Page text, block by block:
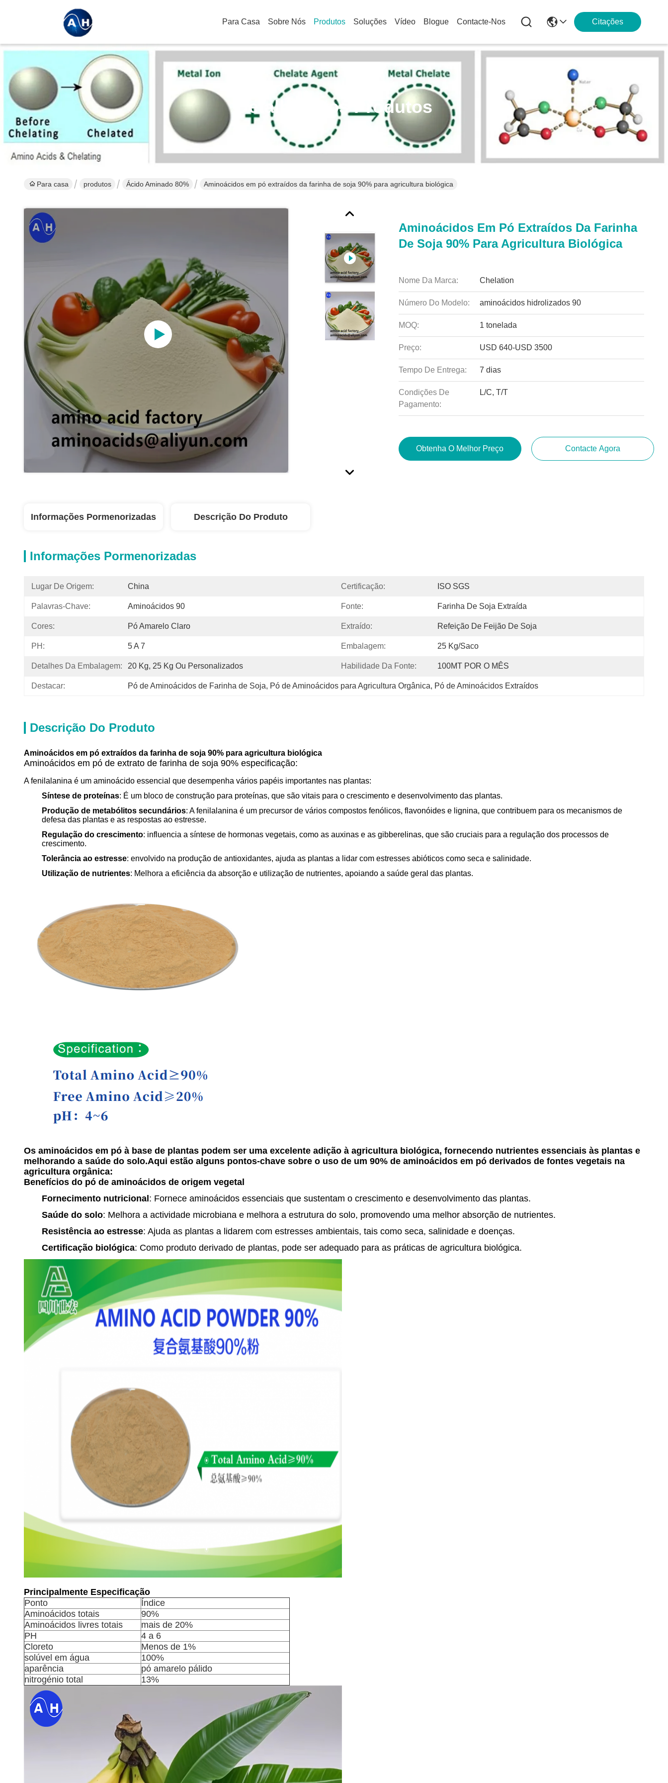
Para Casa Sobre Nós Produtos Soluções Vídeo Blogue Contacte-Nos Citações
Detalhes Dos Produtos
Para casa produtos Ácido Aminado 80% Aminoácidos em pó extraídos da farinha de soja 90% para agricultura biológica
Aminoácidos Em Pó Extraídos Da Farinha
De Soja 90% Para Agricultura Biológica
Nome Da Marca: Chelation
Número Do Modelo: aminoácidos hidrolizados 90
MOQ: 1 tonelada
Preço: USD 640-USD 3500
Tempo De Entrega: 7 dias
Condições De
Pagamento:
L/C, T/T
Obtenha O Melhor Preço Contacte Agora
Informações Pormenorizadas Descrição Do Produto
Informações Pormenorizadas
Lugar De Origem: China Certificação: ISO SGS
Palavras-Chave: Aminoácidos 90 Fonte: Farinha De Soja Extraída
Cores: Pó Amarelo Claro Extraído: Refeição De Feijão De Soja
PH: 5 A 7 Embalagem: 25 Kg/saco
Detalhes Da Embalagem: 20 Kg, 25 Kg Ou Personalizados Habilidade Da Fonte: 100MT POR O MÊS
Destacar: Pó de Aminoácidos de Farinha de Soja, Pó de Aminoácidos para Agricultura Orgânica, Pó de Aminoácidos Extraídos
Descrição Do Produto
Aminoácidos em pó extraídos da farinha de soja 90% para agricultura biológica
Aminoácidos em pó de extrato de farinha de soja 90% especificação:
A fenilalanina é um aminoácido essencial que desempenha vários papéis importantes nas plantas:
Síntese de proteínas: É um bloco de construção para proteínas, que são vitais para o crescimento e desenvolvimento das plantas.
Produção de metabólitos secundários: A fenilalanina é um precursor de vários compostos fenólicos, flavonóides e lignina, que contribuem para os mecanismos de
defesa das plantas e as respostas ao estresse.
Regulação do crescimento: influencia a síntese de hormonas vegetais, como as auxinas e as gibberelinas, que são cruciais para a regulação dos processos de
crescimento.
Tolerância ao estresse: envolvido na produção de antioxidantes, ajuda as plantas a lidar com estresses abióticos como seca e salinidade.
Utilização de nutrientes: Melhora a eficiência da absorção e utilização de nutrientes, apoiando a saúde geral das plantas.
Os aminoácidos em pó à base de plantas podem ser uma excelente adição à agricultura biológica, fornecendo nutrientes essenciais às plantas e
melhorando a saúde do solo.Aqui estão alguns pontos-chave sobre o uso de um 90% de aminoácidos em pó derivados de fontes vegetais na
agricultura orgânica:
Benefícios do pó de aminoácidos de origem vegetal
Fornecimento nutricional : Fornece aminoácidos essenciais que sustentam o crescimento e desenvolvimento das plantas.
Saúde do solo: Melhora a actividade microbiana e melhora a estrutura do solo, promovendo uma melhor absorção de nutrientes.
Resistência ao estresse: Ajuda as plantas a lidarem com estresses ambientais, tais como seca, salinidade e doenças.
Certificação biológica: Como produto derivado de plantas, pode ser adequado para as práticas de agricultura biológica.
Principalmente Especificação
Ponto
Índice
Aminoácidos totais
90%
Aminoácidos livres totais
mais de 20%
PH
4 a 6
Cloreto
Menos de 1%
solúvel em água
100%
aparência
pó amarelo pálido
nitrogénio total
13%